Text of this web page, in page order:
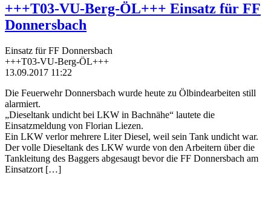
+++T03-VU-Berg-ÖL+++ Einsatz für FF
Donnersbach
Einsatz für FF Donnersbach
+++T03-VU-Berg-ÖL+++
13.09.2017 11:22
Die Feuerwehr Donnersbach wurde heute zu Ölbindearbeiten still
alarmiert.
„Dieseltank undicht bei LKW in Bachnähe“ lautete die
Einsatzmeldung von Florian Liezen.
Ein LKW verlor mehrere Liter Diesel, weil sein Tank undicht war.
Der volle Dieseltank des LKW wurde von den Arbeitern über die
Tankleitung des Baggers abgesaugt bevor die FF Donnersbach am
Einsatzort […]